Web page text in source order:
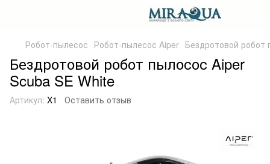
Робот-пылесос Робот-пылесос Aiper Бездротовой робот
Бездротовой робот пылосос Aiper
Scuba SE White
Артикул: X1 Оставить отзыв